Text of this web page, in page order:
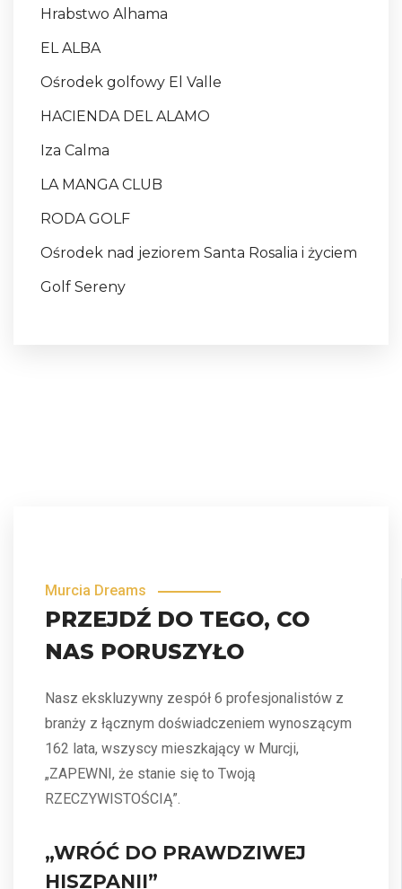
Hrabstwo Alhama
EL ALBA
Ośrodek golfowy El Valle
HACIENDA DEL ALAMO
Iza Calma
LA MANGA CLUB
RODA GOLF
Ośrodek nad jeziorem Santa Rosalia i życiem
Golf Sereny
Murcia Dreams
PRZEJDŹ DO TEGO, CO
NAS PORUSZYŁO
Nasz ekskluzywny zespół 6 profesjonalistów z
branży z łącznym doświadczeniem wynoszącym
162 lata, wszyscy mieszkający w Murcji,
„ZAPEWNI, że stanie się to Twoją
RZECZYWISTOŚCIĄ”.
„WRÓĆ DO PRAWDZIWEJ
HISZPANII”